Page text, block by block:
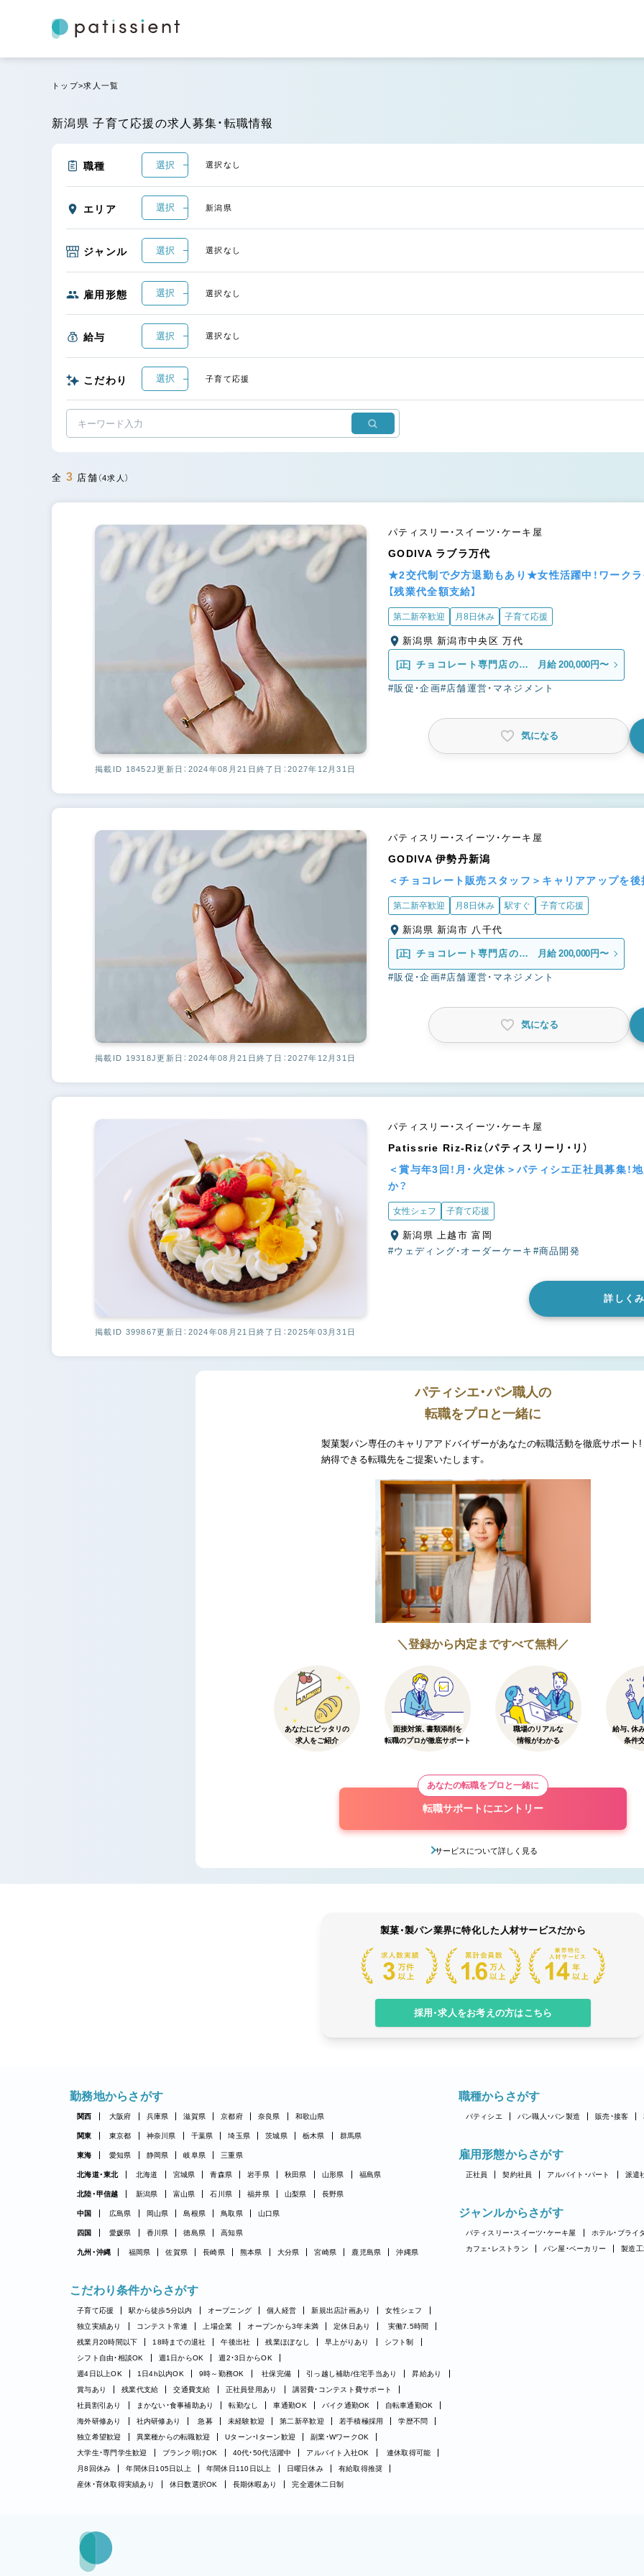
トップ 求人一覧
新潟県 子育て応援の求人募集・転職情報
職種 選択 選択なし
エリア 選択 新潟県
ジャンル 選択 選択なし
雇用形態 選択 選択なし
給与 選択 選択なし
こだわり 選択 子育て応援
全 3 店舗 （4求人）
パティスリー・スイーツ・ケーキ屋
GODIVA ラブラ万代
★2交代制で夕方退勤もあり★女性活躍中！ワーク
【残業代全額支給】
第二新卒歓迎 月8日休み 子育て応援
新潟県 新潟市中央区 万代
[正]
チョコレート専門店の販
売スタッフ
月給 200,000円〜
#販促・企画#店舗運営・マネジメント
気になる
掲載ID 18452J更新日：2024年08月21日 終了日：2027年12月31日
パティスリー・スイーツ・ケーキ屋
GODIVA 伊勢丹新潟
＜チョコレート販売スタッフ＞キャリアアップを
第二新卒歓迎 月8日休み 駅すぐ 子育て応援
新潟県 新潟市 八千代
[正]
チョコレート専門店の販
売スタッフ
月給 200,000円〜
#販促・企画#店舗運営・マネジメント
気になる
掲載ID 19318J更新日：2024年08月21日 終了日：2027年12月31日
パティスリー・スイーツ・ケーキ屋
Patissrie Riz-Riz（パティスリーリ・リ）
＜賞与年3回！月・火定休＞パティシエ正社員募集
か？
女性シェフ 子育て応援
新潟県 上越市 富岡
#ウェディング・オーダーケーキ #商品開発
詳しく
掲載ID 399867更新日：2024年08月21日 終了日：2025年03月31日
パティシエ・パン職人の
転職をプロと一緒に
製菓製パン専任のキャリアアドバイザーがあなたの転職活動を徹底サポート!
納得できる転職先をご提案いたします。
＼登録から内定まですべて無料／
あなたにピッタリの
求人をご紹介
面接対策、書類添削を
転職のプロが徹底サポート
職場のリアルな
情報がわかる
給与、休
条件
あなたの転職をプロと一緒に
転職サポートにエントリー
サービスについて詳しく見る
製菓・製パン業界に特化した人材サービスだから
採用・求人をお考えの方はこちら
勤務地からさがす
関西 大阪府 兵庫県 滋賀県 京都府 奈良県 和歌山県
関東 東京都 神奈川県 千葉県 埼玉県 茨城県 栃木県 群馬県
東海 愛知県 静岡県 岐阜県 三重県
北海道・東北 北海道 宮城県 青森県 岩手県 秋田県 山形県 福島県
北陸・甲信越 新潟県 富山県 石川県 福井県 山梨県 長野県
中国 広島県 岡山県 島根県 鳥取県 山口県
四国 愛媛県 香川県 徳島県 高知県
九州・沖縄 福岡県 佐賀県 長崎県 熊本県 大分県 宮崎県 鹿児島県 沖縄県
職種からさがす
パティシエ パン職人・パン製造 販売・接客
雇用形態からさがす
正社員 契約社員 アルバイト・パート 派遣
ジャンルからさがす
パティスリー・スイーツ・ケーキ屋
ホテル・ブライ
カフェ・レストラン
パン屋・ベーカリー 製造工
こだわり条件からさがす
子育て応援 駅から徒歩5分以内 オープニング 個人経営 新規出店計画あり
女性シェフ
独立実績あり
コンテスト常連 上場企業 オープンから3年未満 定休日あり
実働7.5時間
残業月20時間以下
18時までの退社 午後出社 残業ほぼなし 早上がりあり
シフト制
シフト自由・相談OK
週1日からOK
週2・3日からOK
週4日以上OK
1日4h以内OK 9時～勤務OK 社保完備 引っ越し補助/住宅手当あり
昇給あり
賞与あり
残業代支給 交通費支給 正社員登用あり
講習費・コンテスト費サポート
社員割引あり
まかない・食事補助あり 転勤なし 車通勤OK バイク通勤OK
自転車通勤OK
海外研修あり
社内研修あり 急募 未経験歓迎 第二新卒歓迎 若手積極採用
学歴不問
独立希望歓迎
異業種からの転職歓迎 Uターン・Iターン歓迎
副業・WワークOK
大学生・専門学生歓迎
ブランク明けOK 40代・50代活躍中 アルバイト入社OK
連休取得可能
月8回休み
年間休日105日以上 年間休日110日以上 日曜日休み
有給取得推奨
産休・育休取得実績あり
休日数選択OK 長期休暇あり 完全週休二日制